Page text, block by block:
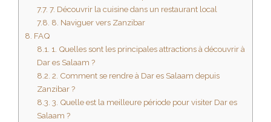
7.7. 7. Découvrir la cuisine dans un restaurant local
7.8. 8. Naviguer vers Zanzibar
8. FAQ
8.1. 1. Quelles sont les principales attractions à découvrir à
Dar es Salaam ?
8.2. 2. Comment se rendre à Dar es Salaam depuis
Zanzibar ?
8.3. 3. Quelle est la meilleure période pour visiter Dar es
Salaam ?